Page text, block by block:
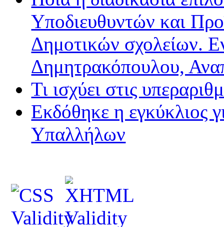
Υποδιευθυντών και
Δημοτικών σχολείων.
Δημητρακόπουλου,
Τι ισχύει στις
Εκδόθηκε η εγκύκλιος
Υπαλλήλων